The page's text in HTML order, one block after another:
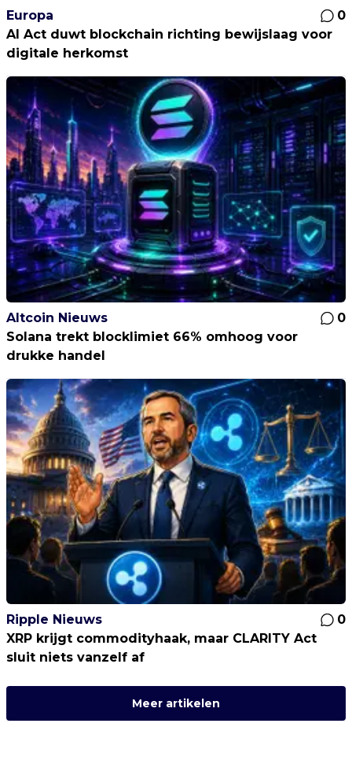
Europa
0
AI Act duwt blockchain richting bewijslaag voor
digitale herkomst
Altcoin Nieuws
0
Solana trekt blocklimiet 66% omhoog voor
drukke handel
Ripple Nieuws
0
XRP krijgt commodityhaak, maar CLARITY Act
sluit niets vanzelf af
Meer artikelen